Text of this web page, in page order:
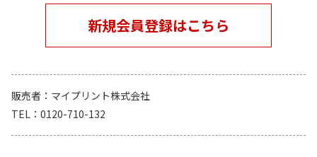
新規会員登録はこちら
販売者
マイプリント株式会社
TEL
0120-710-132